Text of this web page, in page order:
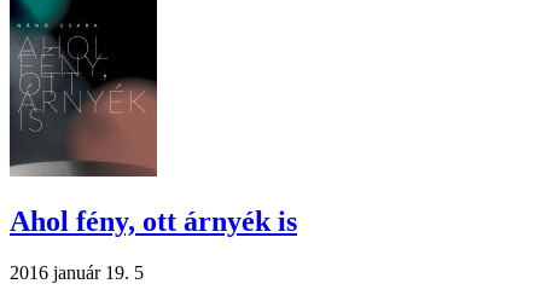
Ahol fény, ott árnyék is
2016 január 19. 5